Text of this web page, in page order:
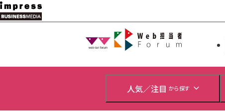
メ
イ
Web担当
人気／注目 から探す